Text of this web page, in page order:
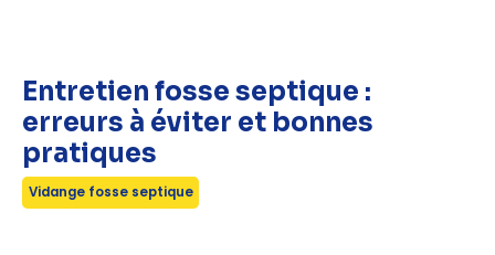
Entretien fosse septique :
erreurs à éviter et bonnes
pratiques
Vidange fosse septique